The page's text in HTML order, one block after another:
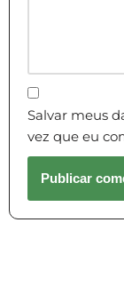
Salvar meus
vez que eu